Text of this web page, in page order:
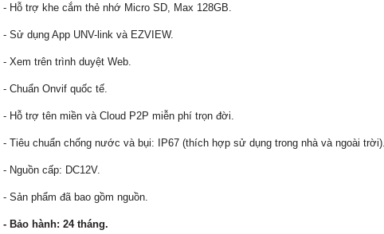
- Hỗ trợ khe cắm thẻ nhớ Micro SD, Max 128GB.
- Sử dụng App UNV-link và EZVIEW.
- Xem trên trình duyệt Web.
- Chuẩn Onvif quốc tế.
- Hỗ trợ tên miền và Cloud P2P miễn phí trọn đời.
- Tiêu chuẩn chống nước và bụi: IP67 (thích hợp sử dụng trong nhà và ngoài trời).
- Nguồn cấp: DC12V.
- Sản phẩm đã bao gồm nguồn.
- Bảo hành: 24 tháng.